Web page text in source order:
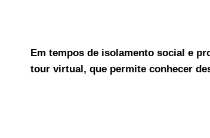
Em tempos de isolamento social e
tour virtual, que permite conhecer